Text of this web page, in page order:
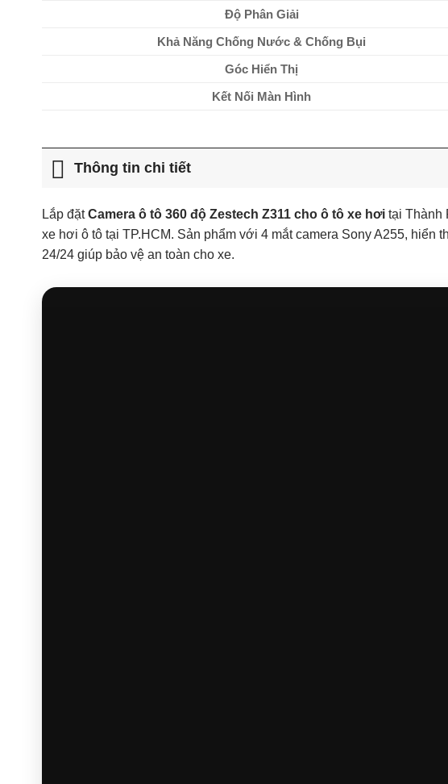
Độ Phân Giải
Khả Năng Chống Nước & Chống Bụi
Góc Hiển Thị
Kết Nối Màn Hình
Thông tin chi tiết
Lắp đặtCamera ô tô 360 độ Zestech Z311 cho ô tô xe hơi tại Thành
xe hơi ô tô tại TP.HCM. Sản phẩm với 4 mắt camera Sony A255, hiển
24/24 giúp bảo vệ an toàn cho xe.